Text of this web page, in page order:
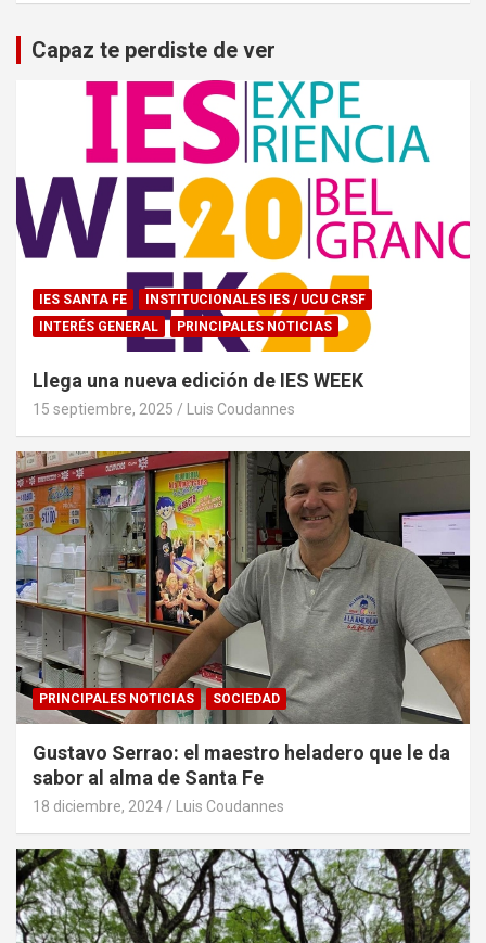
Capaz te perdiste de ver
IES SANTA FE
INSTITUCIONALES IES / UCU CRSF
INTERÉS GENERAL
PRINCIPALES NOTICIAS
Llega una nueva edición de IES WEEK
15 septiembre, 2025 Luis Coudannes
PRINCIPALES NOTICIAS SOCIEDAD
Gustavo Serrao: el maestro heladero que le da
sabor al alma de Santa Fe
18 diciembre, 2024 Luis Coudannes